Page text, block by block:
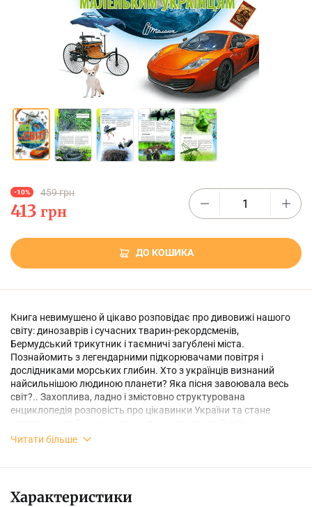
-10% 459 грн
413 грн
ДО КОШИКА
Книга невимушено й цікаво розповідає про дивовижі нашого
світу: динозаврів і сучасних тварин-рекордсменів,
Бермудський трикутник і таємничі загублені міста.
Познайомить з легендарними підкорювачами повітря і
дослідниками морських глибин. Хто з українців визнаний
найсильнішою людиною планети? Яка пісня завоювала весь
світ?.. Захоплива, ладно і змістовно структурована
енциклопедія розповість про цікавинки України та стане
Читати більше
Характеристики